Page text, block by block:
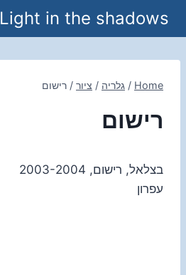
Light in the shadows
Home
/ גלריה / ציור / רישום
רישום
בצלאל, רישום, 2003-2004
עפרון